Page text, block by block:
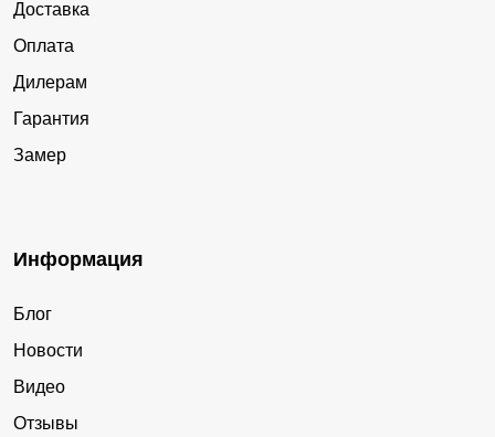
Доставка
Оплата
Дилерам
Гарантия
Замер
Информация
Блог
Новости
Видео
Отзывы